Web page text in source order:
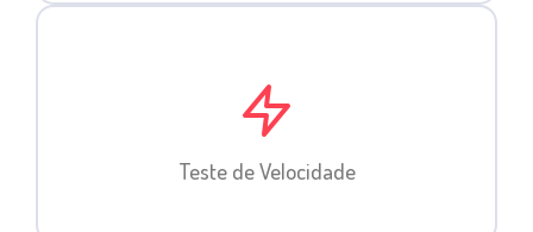
Teste de Velocidade